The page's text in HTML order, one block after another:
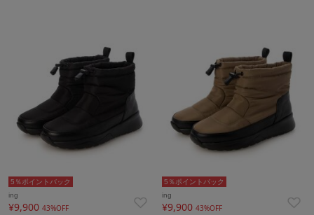
5％ポイントバック
ing
¥9,900 43%OFF
5％ポイントバック
ing
¥9,90043%OFF